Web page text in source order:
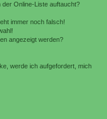
Online-Liste auftaucht?
immer noch falsch!
angezeigt werden?
werde ich aufgefordert, mich